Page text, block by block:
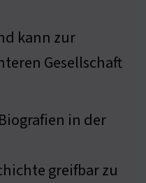
kann zur
Gesellschaft
in der
greifbar zu